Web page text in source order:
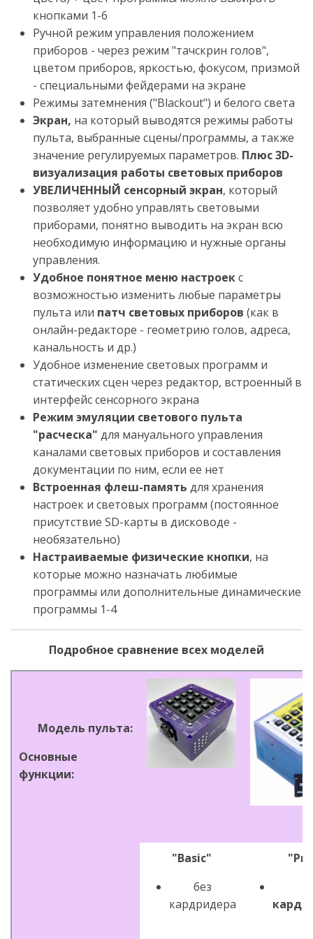
кнопками 1-6
Ручной режим управления положением
приборов - через режим "тачскрин голов",
цветом приборов, яркостью, фокусом, призмой
- специальными фейдерами на экране
Режимы затемнения ("Blackout") и белого света
Экран, на который выводятся режимы работы
пульта, выбранные сцены/программы, а также
значение регулируемых параметров. Плюс 3D-
визуализация работы световых приборов
УВЕЛИЧЕННЫЙ сенсорный экран, который
позволяет удобно управлять световыми
приборами, понятно выводить на экран всю
необходимую информацию и нужные органы
управления.
Удобное понятное меню настроекс
возможностью изменить любые параметры
пульта или патч световых приборов (как в
онлайн-редакторе - геометрию голов, адреса,
канальность и др.)
Удобное изменение световых программ и
статических сцен через редактор, встроенный в
интерфейс сенсорного экрана
Режим эмуляции светового пульта
"расческа" для мануального управления
каналами световых приборов и составления
документации по ним, если ее нет
Встроенная флеш-память для хранения
настроек и световых программ (постоянное
присутствие SD-карты в дисководе -
необязательно)
Настраиваемые физические кнопки, на
которые можно назначать любимые
программы или дополнительные динамические
программы 1-4
Подробное сравнение всех моделей
Модель пульта:
Основные
функции:
"Basic"
без
кардридера